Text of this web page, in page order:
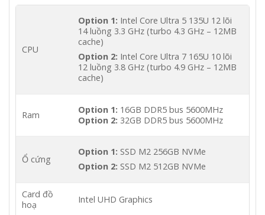
CPU
Option 1: Intel Core Ultra 5 135U 12 lõi
14 luồng 3.3 GHz (turbo 4.3 GHz – 12MB
cache)
Option 2: Intel Core Ultra 7 165U 10 lõi
12 luồng 3.8 GHz (turbo 4.9 GHz – 12MB
cache)
Ram Option 1: 16GB DDR5 bus 5600MHz
Option 2: 32GB DDR5 bus 5600MHz
Ổ cứng
Option 1: SSD M2 256GB NVMe
Option 2: SSD M2 512GB NVMe
Card đồ
hoạ
Intel UHD Graphics